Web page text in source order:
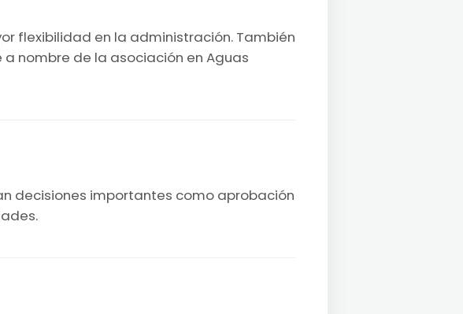
flexibilidad en la administración. También
nombre de la asociación en Aguas
decisiones importantes como aprobación